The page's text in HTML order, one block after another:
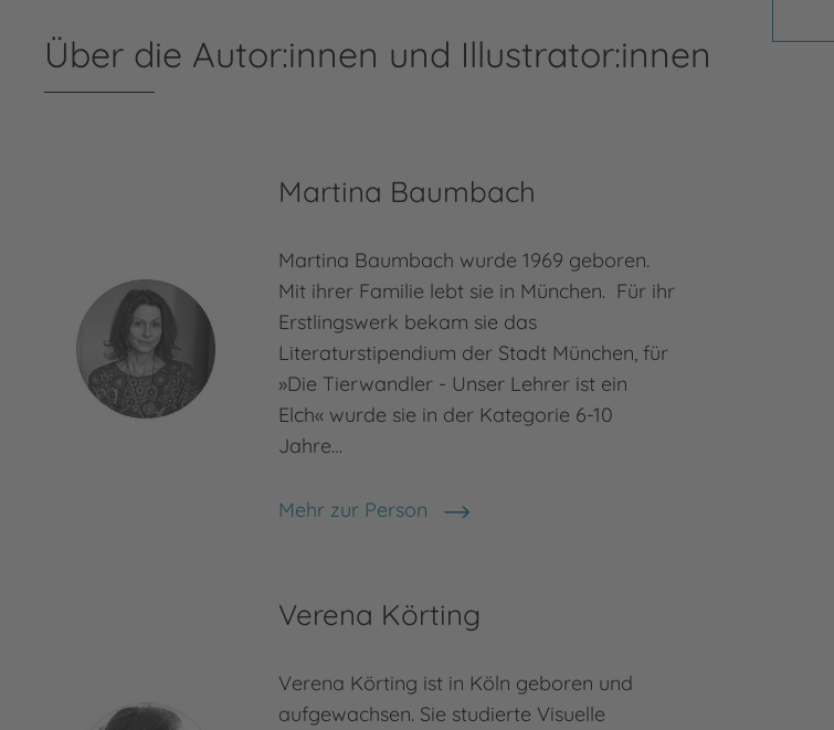
Über die Autor:innen und Illustrator:innen
Martina Baumbach
Martina Baumbach wurde 1969 geboren.
Mit ihrer Familie lebt sie in München. Für ihr
Erstlingswerk bekam sie das
Literaturstipendium der Stadt München, für
»Die Tierwandler - Unser Lehrer ist ein
Elch« wurde sie in der Kategorie 6-10
Jahre…
Mehr zur Person
Martina Baumbach
Verena Körting
Verena Körting ist in Köln geboren und
aufgewachsen. Sie studierte Visuelle